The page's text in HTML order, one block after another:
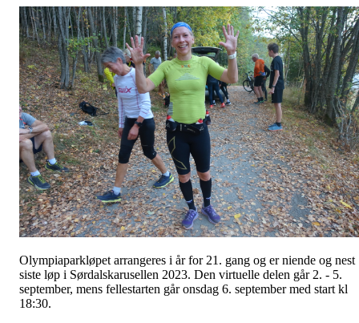
Olympiaparkløpet arrangeres i år for 21. gang og er niende og nest
siste løp i Sørdalskarusellen 2023. Den virtuelle delen går 2. - 5.
september, mens fellestarten går onsdag 6. september med start kl
18:30.